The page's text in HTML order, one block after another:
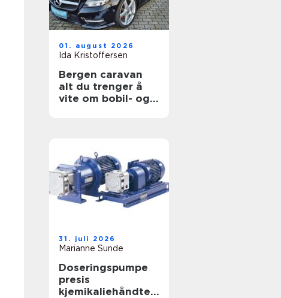
01. august 2026
Ida Kristoffersen
Bergen caravan
alt du trenger å
vite om bobil- og
31. juli 2026
Marianne Sunde
Doseringspumpe
presis
kjemikaliehåndteri